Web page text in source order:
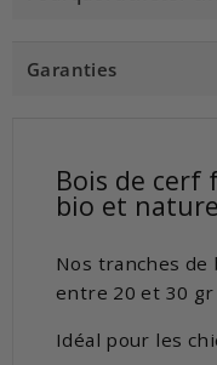
Garanties
Bois de cerf
bio et
Nos tranches de
entre 20 et 30
Idéal pour les